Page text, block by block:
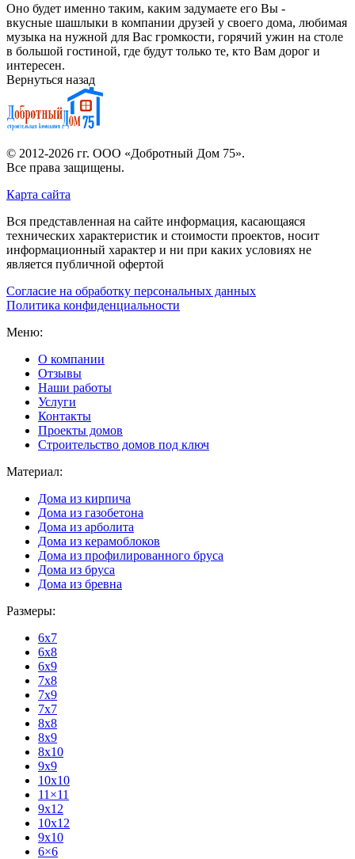
Оно будет именно таким, каким задумаете его Вы -
вкусные шашлыки в компании друзей у своего дома, любимая
музыка на нужной для Вас громкости, горячий ужин на столе
в большой гостиной, где будут только те, кто Вам дорог и
интересен.
Вернуться назад
© 2012-2026 гг. ООО «Добротный Дом 75».
Все права защищены.
Карта сайта
Вся представленная на сайте информация, касающаяся
технических характеристик и стоимости проектов, носит
информационный характер и ни при каких условиях не
является публичной офертой
Согласие на обработку персональных данных
Политика конфиденциальности
Меню:
О компании
Отзывы
Наши работы
Услуги
Контакты
Проекты домов
Строительство домов под ключ
Материал:
Дома из кирпича
Дома из газобетона
Дома из арболита
Дома из керамоблоков
Дома из профилированного бруса
Дома из бруса
Дома из бревна
Размеры:
6x7
6x8
6x9
7x8
7x9
7x7
8x8
8x9
8x10
9x9
10x10
11×11
9x12
10x12
9x10
6×6